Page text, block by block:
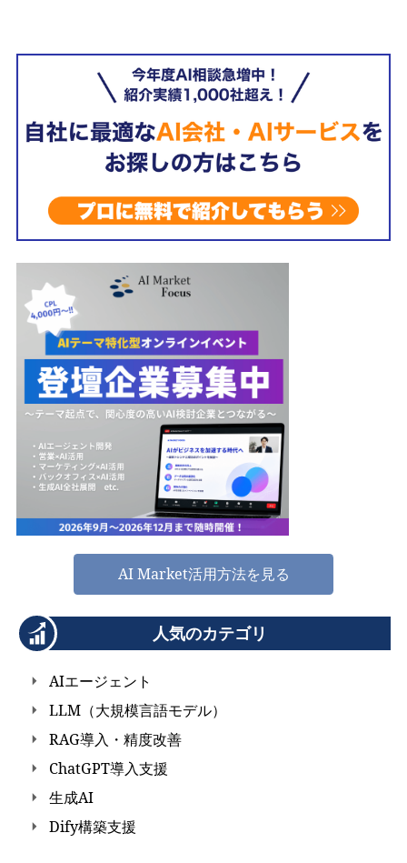
AI Market活用方法を見る
人気のカテゴリ
AIエージェント
LLM（大規模言語モデル）
RAG導入・精度改善
ChatGPT導入支援
生成AI
Dify構築支援